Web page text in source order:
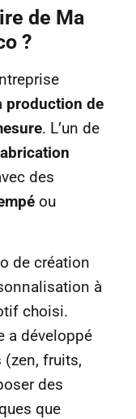
de Ma
?
production de
. L’un de
des
ou
de création
à
choisi.
a développé
fruits,
des
que